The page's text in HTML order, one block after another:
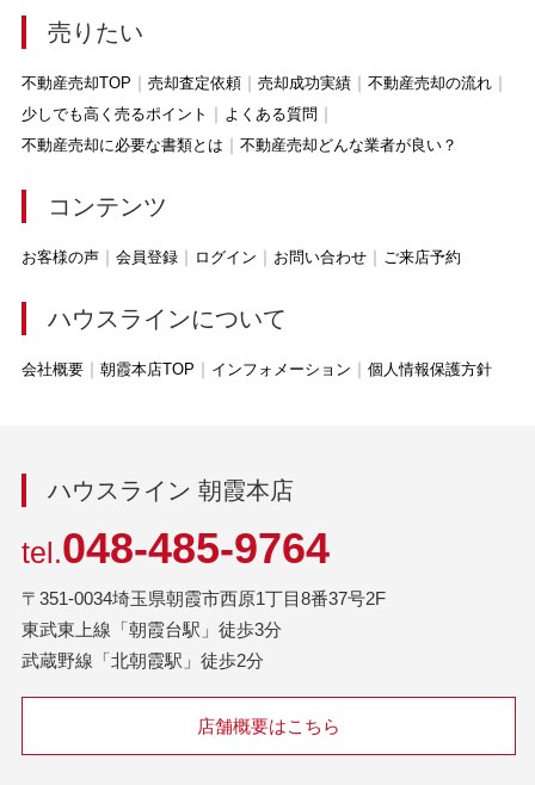
売りたい
不動産売却TOP 売却査定依頼 売却成功実績
不動産売却の流れ
少しでも高く売るポイント
よくある質問
不動産売却に必要な書類とは
不動産売却どんな業者が良い？
コンテンツ
お客様の声 会員登録 ログイン お問い合わせ ご来店予約
ハウスラインについて
会社概要 朝霞本店TOP インフォメーション 個人情報保護方針
ハウスライン 朝霞本店
tel.048-485-9764
〒351-0034埼玉県朝霞市西原1丁目8番37号2F
東武東上線「朝霞台駅」徒歩3分
武蔵野線「北朝霞駅」徒歩2分
店舗概要はこちら